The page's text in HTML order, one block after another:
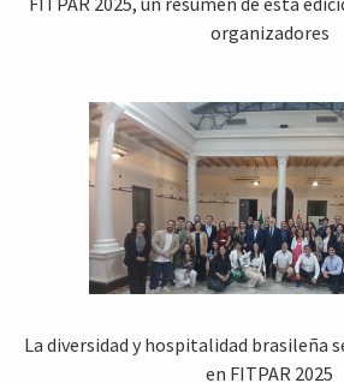
organizadores
La diversidad y hospitalidad brasileña
en FITPAR 2025